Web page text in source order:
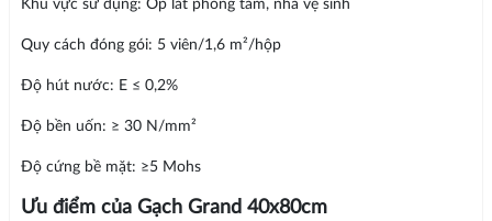
Khu vực sử dụng: Ốp lát phòng tắm, nhà vệ sinh
Quy cách đóng gói: 5 viên/1,6 m²/hộp
Độ hút nước: E ≤ 0,2%
Độ bền uốn: ≥ 30 N/mm²
Độ cứng bề mặt: ≥5 Mohs
Ưu điểm của Gạch Grand 40x80cm